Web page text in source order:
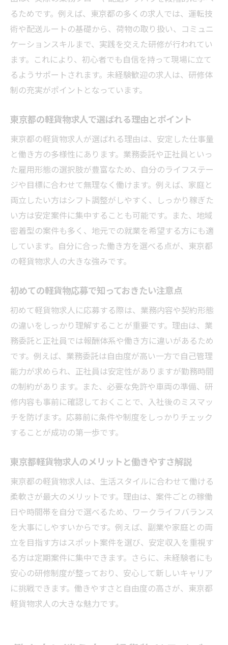
業務委託軽貨物ドライバーの収入と安定性
正社員軽貨物ドライバーの働きやすさを解
業務委託と正社員の選び方と注意すべき点
未経験から始める軽貨物の仕事選びのコツ
未経験者向け軽貨物求人の選び方とポイン
東京都で軽貨物ドライバーを始める準備と
は
軽貨物求人応募時に重視すべき条件を解説
未経験歓迎の軽貨物求人が多い理由と背景
安心して働ける軽貨物求人の見極め方
収入安定へ軽貨物求人の選び方を考える
東京都の軽貨物ドライバー手取り事情を解
説
軽貨物ドライバー求人選びで収入差が生ま
れる理由
安定収入を得る軽貨物求人の選定ポイント
柔軟な働き方が叶う軽貨物求人の実態
軽貨物求人で実現する柔軟なシフトの魅力
週1日から働ける軽貨物求人のメリット
副業や独立にも適した軽貨物ドライバーの
働き方
軽貨物求人で叶うワークライフバランスの
東京都の軽貨物求人で自由度が高い理由
るためです。例えば、東京都の多くの求人では、運転技
術や配送ルートの基礎から、荷物の取り扱い、コミュニ
ケーションスキルまで、実践を交えた研修が行われてい
ます。これにより、初心者でも自信を持って現場に立て
るようサポートされます。未経験歓迎の求人は、研修体
制の充実がポイントとなっています。
東京都の軽貨物求人で選ばれる理由とポイント
東京都の軽貨物求人が選ばれる理由は、安定した仕事量
と働き方の多様性にあります。業務委託や正社員といっ
た雇用形態の選択肢が豊富なため、自分のライフステー
ジや目標に合わせて無理なく働けます。例えば、家庭と
両立したい方はシフト調整がしやすく、しっかり稼ぎた
い方は安定案件に集中することも可能です。また、地域
密着型の案件も多く、地元での就業を希望する方にも適
しています。自分に合った働き方を選べる点が、東京都
の軽貨物求人の大きな強みです。
初めての軽貨物応募で知っておきたい注意点
初めて軽貨物求人に応募する際は、業務内容や契約形態
の違いをしっかり理解することが重要です。理由は、業
務委託と正社員では報酬体系や働き方に違いがあるため
です。例えば、業務委託は自由度が高い一方で自己管理
能力が求められ、正社員は安定性がありますが勤務時間
の制約があります。また、必要な免許や車両の準備、研
修内容も事前に確認しておくことで、入社後のミスマッ
チを防げます。応募前に条件や制度をしっかりチェック
することが成功の第一歩です。
東京都軽貨物求人のメリットと働きやすさ解説
東京都の軽貨物求人は、生活スタイルに合わせて働ける
柔軟さが最大のメリットです。理由は、案件ごとの稼働
日や時間帯を自分で選べるため、ワークライフバランス
を大事にしやすいからです。例えば、副業や家庭との両
立を目指す方はスポット案件を選び、安定収入を重視す
る方は定期案件に集中できます。さらに、未経験者にも
安心の研修制度が整っており、安心して新しいキャリア
に挑戦できます。働きやすさと自由度の高さが、東京都
軽貨物求人の大きな魅力です。